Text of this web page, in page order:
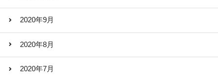
2020年9月
2020年8月
2020年7月